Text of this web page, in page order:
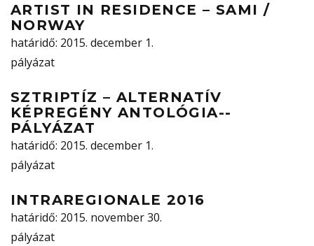
ARTIST IN RESIDENCE – SAMI /
NORWAY
határidő: 2015. december 1.
pályázat
SZTRIPTÍZ – ALTERNATÍV
KÉPREGÉNY ANTOLÓGIA-­
PÁLYÁZAT
határidő: 2015. december 1.
pályázat
INTRAREGIONALE 2016
határidő: 2015. november 30.
pályázat